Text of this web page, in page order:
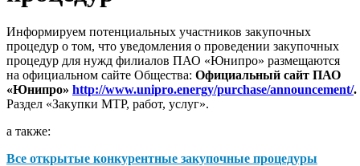
Информируем потенциальных участников закупочных
процедур о том, что уведомления о проведении закупочных
процедур для нужд филиалов ПАО «Юнипро» размещаются
на официальном сайте Общества: Официальный сайт ПАО
«Юнипро» http://www.unipro.energy/purchase/announcement/.
Раздел «Закупки МТР, работ, услуг».
а также:
Все открытые конкурентные закупочные процедуры